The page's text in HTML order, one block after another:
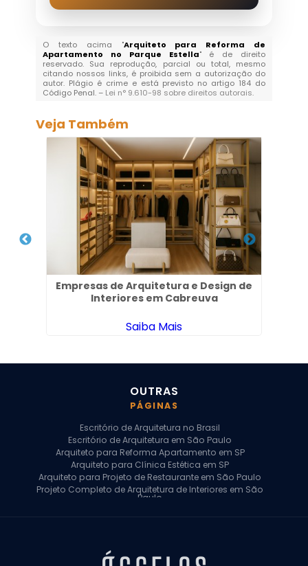
O texto acima "Arquiteto para Reforma de
Apartamento no Parque Estella" é de direito
reservado. Sua reprodução, parcial ou total, mesmo
citando nossos links, é proibida sem a autorização do
autor. Plágio é crime e está previsto no artigo 184 do
Código Penal. – Lei n° 9.610-98 sobre direitos autorais.
Veja Também
Empresas de Arquitetura e Design de
Interiores em Cabreuva
Saiba Mais
OUTRAS
PÁGINAS
Escritório de Arquitetura no Brasil
Escritório de Arquitetura em São Paulo
Arquiteto para Reforma Apartamento em SP
Arquiteto para Clínica Estética em SP
Arquiteto para Projeto de Restaurante em São Paulo
Projeto Completo de Arquitetura de Interiores em São
Paulo
Arquiteto para Projeto Comercial em São Paulo
Arquiteto Comercial